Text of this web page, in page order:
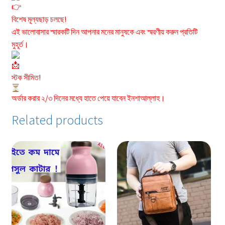
বিশেষ মূল্যছাড় চলছে!
এই ভালোবাসার স্মারকটি দিন আপনার মনের মানুষকে এবং স্মরণীয় করুন প্রতিটি
মুহূর্ত।
স্টক সীমিত!
অর্ডার করার ২/৩ দিনের মধ্যে হাতে পেয়ে যাবেন ইনশাআল্লাহ।
Related products